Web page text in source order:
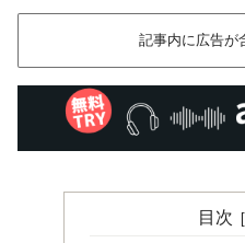
記事内に広告が
目次